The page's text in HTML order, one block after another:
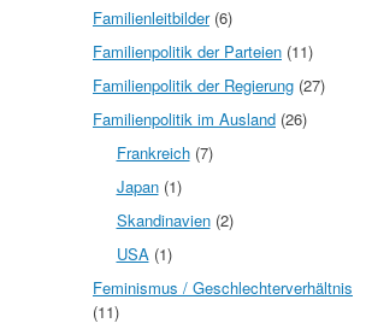
Familienleitbilder(6)
Familienpolitik der Parteien (11)
Familienpolitik der Regierung (27)
Familienpolitik im Ausland (26)
Frankreich(7)
Japan(1)
Skandinavien(2)
USA(1)
Feminismus / Geschlechterverhältnis
(11)